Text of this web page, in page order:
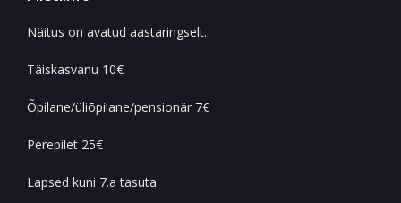
Näitus on avatud aastaringselt.
Täiskasvanu 10€
Õpilane/üliõpilane/pensionär 7€
Perepilet 25€
Lapsed kuni 7.a tasuta